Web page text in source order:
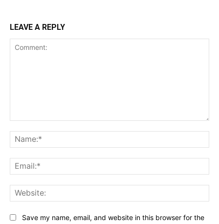
LEAVE A REPLY
Save my name, email, and website in this browser for the